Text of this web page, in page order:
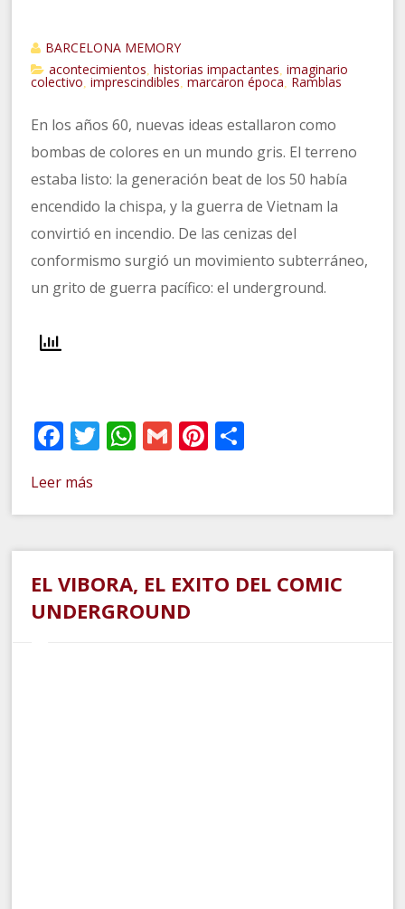
BARCELONA MEMORY
acontecimientos historias impactantes ,imaginario
colectivo ,imprescindibles ,marcaron época Ramblas
En los años 60, nuevas ideas estallaron como
bombas de colores en un mundo gris. El terreno
estaba listo: la generación beat de los 50 había
encendido la chispa, y la guerra de Vietnam la
convirtió en incendio. De las cenizas del
conformismo surgió un movimiento subterráneo,
un grito de guerra pacífico: el underground.
Facebook
Twitter
WhatsApp
GmailPinterest
Leer más
EL VIBORA, EL EXITO DEL COMIC
UNDERGROUND